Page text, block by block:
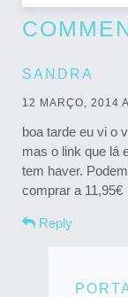
SANDRA
12 MARÇO, 2014
boa tarde eu vi o
mas o link que lá
tem haver.
comprar a 11,95€
Reply